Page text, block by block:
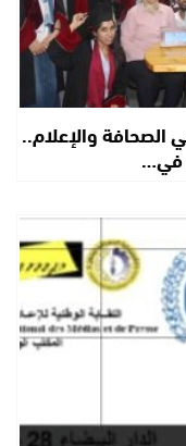
الصحافة والإعلام..
في…